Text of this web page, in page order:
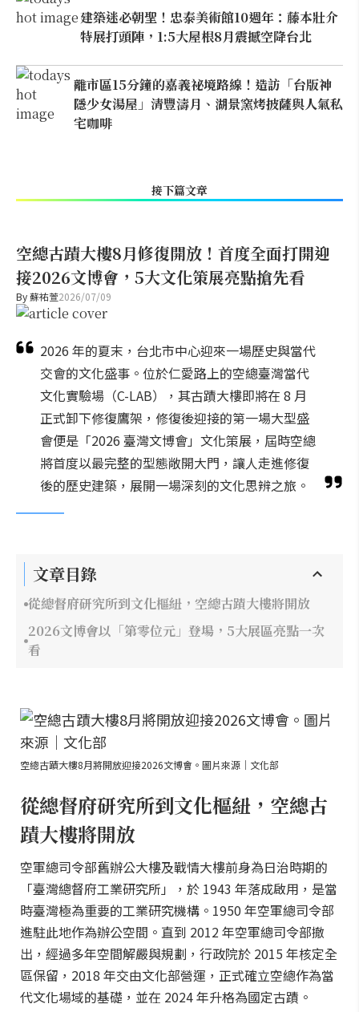
建築迷必朝聖！忠泰美術館10週年：藤本壯介
特展打頭陣，1:5大屋根8月震撼空降台北
離市區15分鐘的嘉義祕境路線！造訪「台版神
隱少女湯屋」清豐濤月、湖景窯烤披薩與人氣私
宅咖啡
接下篇文章
空總古蹟大樓8月修復開放！首度全面打開迎
接2026文博會，5大文化策展亮點搶先看
By蘇祐萱2026/07/09
2026 年的夏末，台北市中心迎來一場歷史與當代
交會的文化盛事。位於仁愛路上的空總臺灣當代
文化實驗場（C-LAB），其古蹟大樓即將在 8 月
正式卸下修復鷹架，修復後迎接的第一場大型盛
會便是「2026 臺灣文博會」文化策展，屆時空總
將首度以最完整的型態敞開大門，讓人走進修復
後的歷史建築，展開一場深刻的文化思辨之旅。
文章目錄
從總督府研究所到文化樞紐，空總古蹟大樓將開放
2026文博會以「第零位元」登場，5大展區亮點一次
看
空總古蹟大樓8月將開放迎接2026文博會。圖片來源｜文化部
從總督府研究所到文化樞紐，空總古
蹟大樓將開放
空軍總司令部舊辦公大樓及戰情大樓前身為日治時期的
「臺灣總督府工業研究所」，於 1943 年落成啟用，是當
時臺灣極為重要的工業研究機構。1950 年空軍總司令部
進駐此地作為辦公空間。直到 2012 年空軍總司令部撤
出，經過多年空間解嚴與規劃，行政院於 2015 年核定全
區保留，2018 年交由文化部營運，正式確立空總作為當
代文化場域的基礎，並在 2024 年升格為國定古蹟。